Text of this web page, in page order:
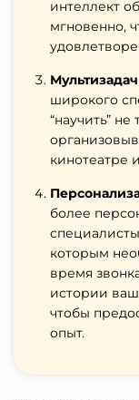
интеллект
мгновенно,
широкого
“научить”
кинотеатре
более
которым
время
истории
чтобы
опыт.